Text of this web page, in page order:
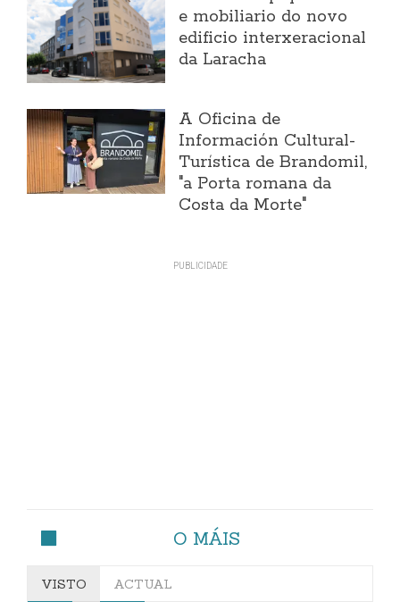
e mobiliario do novo
edificio interxeracional
da Laracha
A Oficina de
Información Cultural-
Turística de Brandomil,
"a Porta romana da
Costa da Morte"
O MÁIS
VISTO ACTUAL